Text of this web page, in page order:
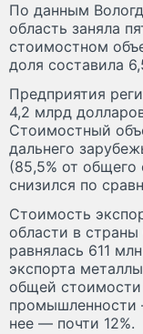
По данным
область заняла
стоимостном
доля составила
Предприятия
4,2 млрд
Стоимостный
дальнего
(85,5% от общего
снизился по
Стоимость
области в
равнялась 611
экспорта
общей стоимости
промышленности
нее — почти 12%.